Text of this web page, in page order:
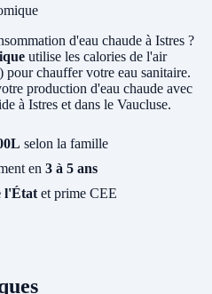
d'eau chaude à Istres ?
utilise les calories de l'air
pour chauffer votre eau sanitaire.
production d'eau chaude avec
à Istres et dans le Vaucluse.
selon la famille
en 3 à 5 ans
l'État et prime CEE